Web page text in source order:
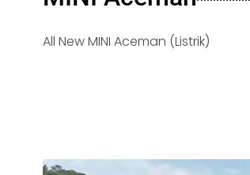
All New MINI Aceman (Listrik)